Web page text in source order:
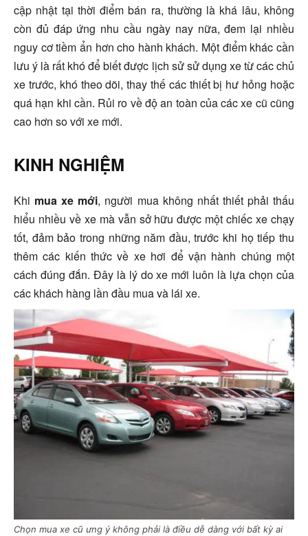
cập nhật tại thời điểm bán ra, thường là khá lâu, không
còn đủ đáp ứng nhu cầu ngày nay nữa, đem lại nhiều
nguy cơ tiềm ẩn hơn cho hành khách. Một điểm khác cần
lưu ý là rất khó để biết được lịch sử sử dụng xe từ các chủ
xe trước, khó theo dõi, thay thế các thiết bị hư hỏng hoặc
quá hạn khi cần. Rủi ro về độ an toàn của các xe cũ cũng
cao hơn so với xe mới.
KINH NGHIỆM
Khi mua xe mới, người mua không nhất thiết phải thấu
hiểu nhiều về xe mà vẫn sở hữu được một chiếc xe chạy
tốt, đảm bảo trong những năm đầu, trước khi họ tiếp thu
thêm các kiến thức về xe hơi để vận hành chúng một
cách đúng đắn. Đây là lý do xe mới luôn là lựa chọn của
các khách hàng lần đầu mua và lái xe.
Chọn mua xe cũ ưng ý không phải là điều dễ dàng với bất kỳ ai